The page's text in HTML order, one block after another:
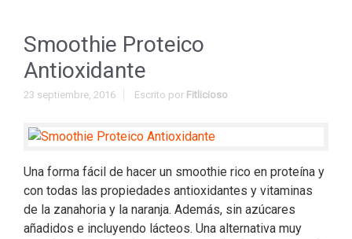
Smoothie Proteico
Antioxidante
23 septiembre, 2016 Escrito por Fitlicioso
Una forma fácil de hacer un smoothie rico en proteína y
con todas las propiedades antioxidantes y vitaminas
de la zanahoria y la naranja. Además, sin azúcares
añadidos e incluyendo lácteos. Una alternativa muy